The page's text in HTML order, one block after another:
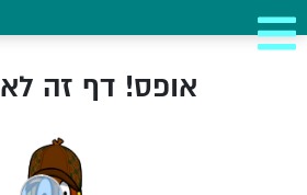
אופס! דף זה